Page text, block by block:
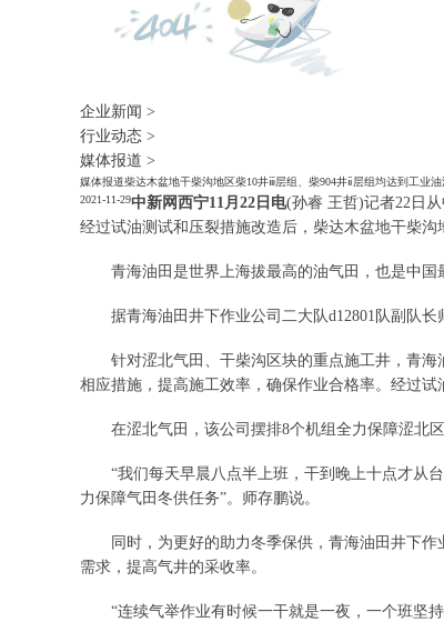
企业新闻 >
行业动态 >
媒体报道 >
媒体报道柴达木盆地干柴沟地区柴10井ⅲ层组、柴904井ⅱ层组均达到工业
2021-11-29中新网西宁11月22日电(孙睿 王哲)记者22日
经过试油测试和压裂措施改造后，柴达木盆地干柴沟
青海油田是世界上海拔最高的油气田，也是中国
据青海油田井下作业公司二大队d12801队副队长
针对涩北气田、干柴沟区块的重点施工井，青海
相应措施，提高施工效率，确保作业合格率。经过
在涩北气田，该公司摆排8个机组全力保障涩北区
“我们每天早晨八点半上班，干到晚上十点才从台
力保障气田冬供任务”。师存鹏说。
同时，为更好的助力冬季保供，青海油田井下作
需求，提高气井的采收率。
“连续气举作业有时候一干就是一夜，一个班坚持